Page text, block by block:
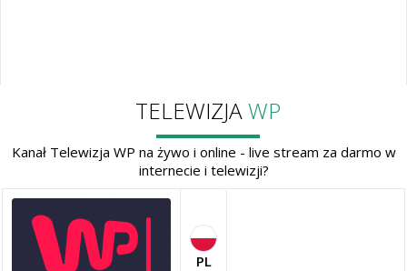
TELEWIZJAWP
Kanał Telewizja WP na żywo i online - live stream za darmo w
internecie i telewizji?
PL